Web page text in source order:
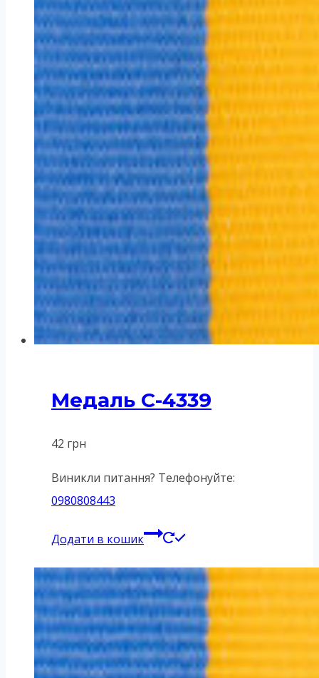
Медаль C-4339
42 грн
Виникли питання? Телефонуйте:
0980808443
Додати в кошик